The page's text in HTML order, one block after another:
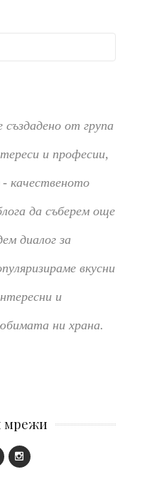
от група
и професии,
качественото
да съберем още
диалог за
вкусни
и
ни храна.
мрежи